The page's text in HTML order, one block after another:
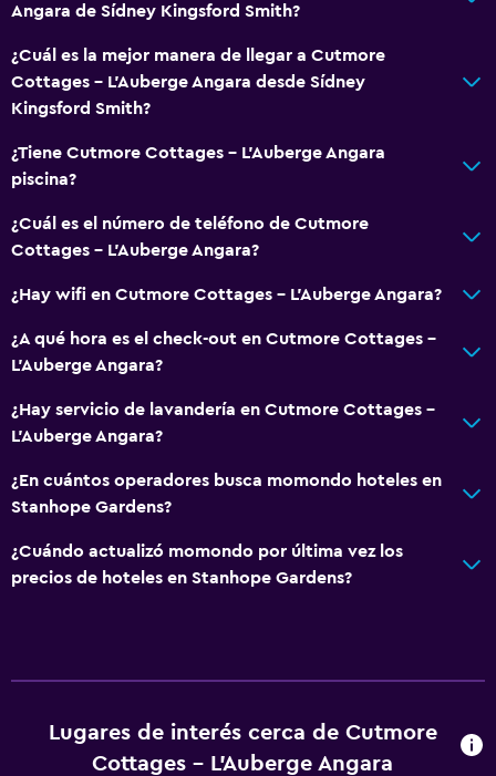
Angara de Sídney Kingsford Smith?
¿Cuál es la mejor manera de llegar a Cutmore
Cottages - L'Auberge Angara desde Sídney
Kingsford Smith?
¿Tiene Cutmore Cottages - L'Auberge Angara
piscina?
¿Cuál es el número de teléfono de Cutmore
Cottages - L'Auberge Angara?
¿Hay wifi en Cutmore Cottages - L'Auberge Angara?
¿A qué hora es el check-out en Cutmore Cottages -
L'Auberge Angara?
¿Hay servicio de lavandería en Cutmore Cottages -
L'Auberge Angara?
¿En cuántos operadores busca momondo hoteles en
Stanhope Gardens?
¿Cuándo actualizó momondo por última vez los
precios de hoteles en Stanhope Gardens?
Lugares de interés cerca de Cutmore
Cottages - L'Auberge Angara